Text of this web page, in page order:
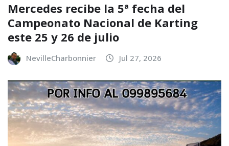
Mercedes recibe la 5ª fecha del
Campeonato Nacional de Karting
este 25 y 26 de julio
NevilleCharbonnier Jul 27, 2026